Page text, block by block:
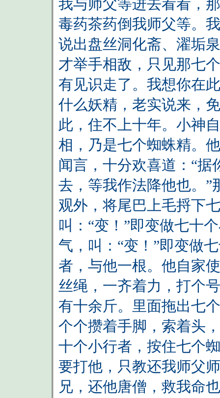
我与师父等进去看看，
毒药茶药倒我师父等。
说出盘丝洞化斋、濯垢
才举手相敌，只见那七
有见识走了。我想你在
什么妖精，老实说来，
此，住不上十年。小神
相，乃是七个蜘蛛精。
闻言，十分欢喜道：“
去，等我作法降他也。”
观外，将尾巴上毛捋下
叫：“变！”即变做七十
气，叫：“变！”即变做
者，与他一根。他自家
丝绳，一齐着力，打个
有十余斤。里面拖出七
个个攒着手脚，索着头
十个小行者，按住七个
要打他，只教还我师父
兄，还他唐僧，救我命